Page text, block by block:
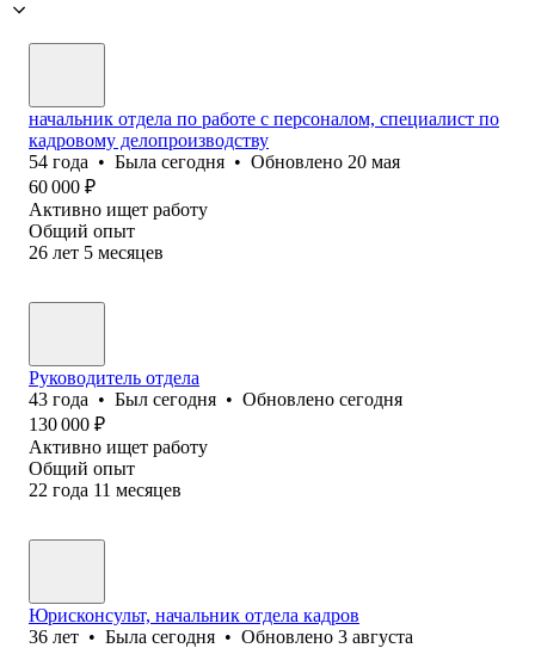
начальник отдела по работе с персоналом, специалист по
кадровому делопроизводству
54 года • Была сегодня • Обновлено 20 мая
60 000 ₽
Активно ищет работу
Общий опыт
26 лет 5 месяцев
Руководитель отдела
43 года • Был сегодня • Обновлено сегодня
130 000 ₽
Активно ищет работу
Общий опыт
22 года 11 месяцев
Юрисконсульт, начальник отдела кадров
36 лет • Была сегодня • Обновлено 3 августа